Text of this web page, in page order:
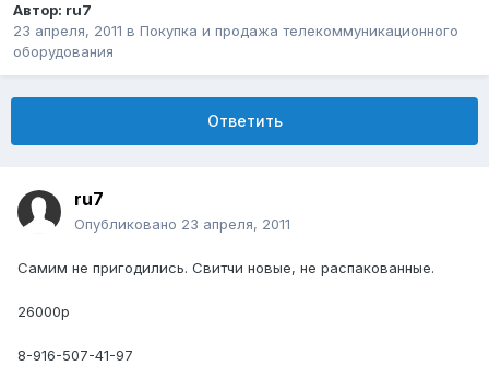
Автор: ru7
23 апреля, 2011 в Покупка и продажа телекоммуникационного
оборудования
Ответить
ru7
Опубликовано 23 апреля, 2011
Самим не пригодились. Свитчи новые, не распакованные.
26000р
8-916-507-41-97